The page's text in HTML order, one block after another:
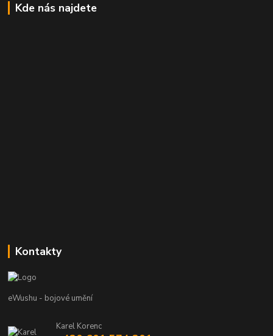
Kde nás najdete
Kontakty
eWushu - bojové umění
Karel Korenc